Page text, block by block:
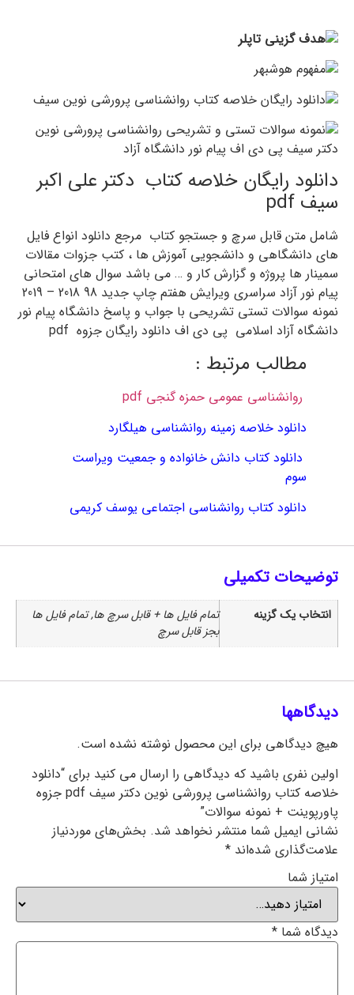
دانلود رایگان خلاصه کتاب دکتر علی اکبر
سیف pdf
شامل متن قابل سرچ و جستجو کتاب مرجع دانلود انواع فایل
های دانشگاهی و دانشجویی آموزش ها ، کتب جزوات مقالات
سمینار ها پروژه و گزارش کار و … می باشد سوال های امتحانی
نمونه سوالات تستی تشریحی با جواب و پاسخ دانشگاه پیام نور
دانشگاه آزاد اسلامی پی دی اف دانلود رایگان جزوه pdf
مطالب مرتبط :
روانشناسی عمومی حمزه گنجی pdf
دانلود خلاصه زمینه روانشناسی هیلگارد
دانلود کتاب دانش خانواده و جمعیت ویراست
سوم
دانلود کتاب روانشناسی اجتماعی یوسف کریمی
توضیحات تکمیلی
انتخاب یک گزینه
تمام فایل ها + قابل سرچ ها, تمام فایل ها
بجز قابل سرچ
دیدگاهها
هیچ دیدگاهی برای این محصول نوشته نشده است.
اولین نفری باشید که دیدگاهی را ارسال می کنید برای “دانلود
خلاصه کتاب روانشناسی پرورشی نوین دکتر سیف pdf جزوه
پاورپوینت + نمونه سوالات”
نشانی ایمیل شما منتشر نخواهد شد. بخش‌های موردنیاز
علامت‌گذاری شده‌اند *
امتیاز شما
دیدگاه شما *